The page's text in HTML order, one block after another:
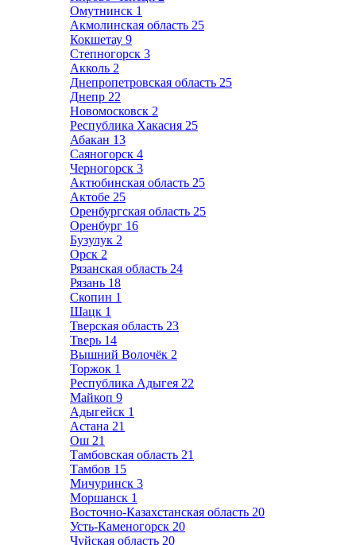
Омутнинск 1
Акмолинская область 25
Кокшетау 9
Степногорск 3
Акколь 2
Днепропетровская область 25
Днепр 22
Новомосковск 2
Республика Хакасия 25
Абакан 13
Саяногорск 4
Черногорск 3
Актюбинская область 25
Актобе 25
Оренбургская область 25
Оренбург 16
Бузулук 2
Орск 2
Рязанская область 24
Рязань 18
Скопин 1
Шацк 1
Тверская область 23
Тверь 14
Вышний Волочёк 2
Торжок 1
Республика Адыгея 22
Майкоп 9
Адыгейск 1
Астана 21
Ош 21
Тамбовская область 21
Тамбов 15
Мичуринск 3
Моршанск 1
Восточно-Казахстанская область 20
Усть-Каменогорск 20
Чуйская область 20